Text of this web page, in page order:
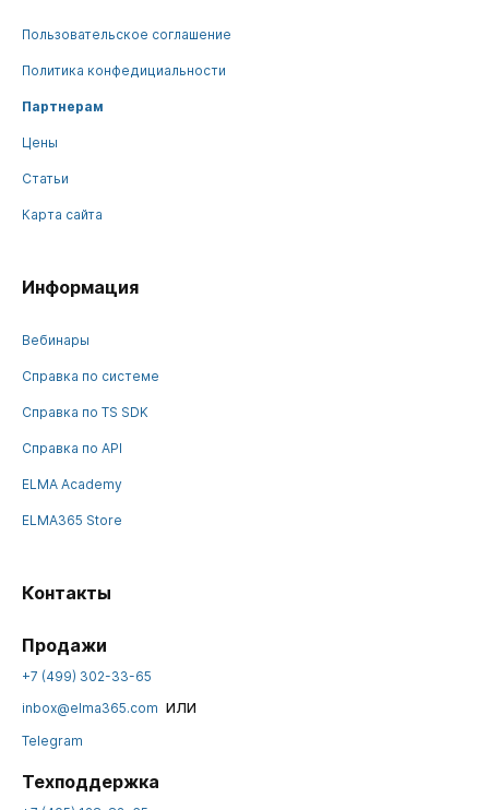
Пользовательское соглашение
Политика конфедициальности
Партнерам
Цены
Статьи
Карта сайта
Информация
Вебинары
Справка по системе
Справка по TS SDK
Справка по API
ELMA Academy
ELMA365 Store
Контакты
Продажи
+7 (499) 302-33-65
inbox@elma365.com или
Telegram
Техподдержка